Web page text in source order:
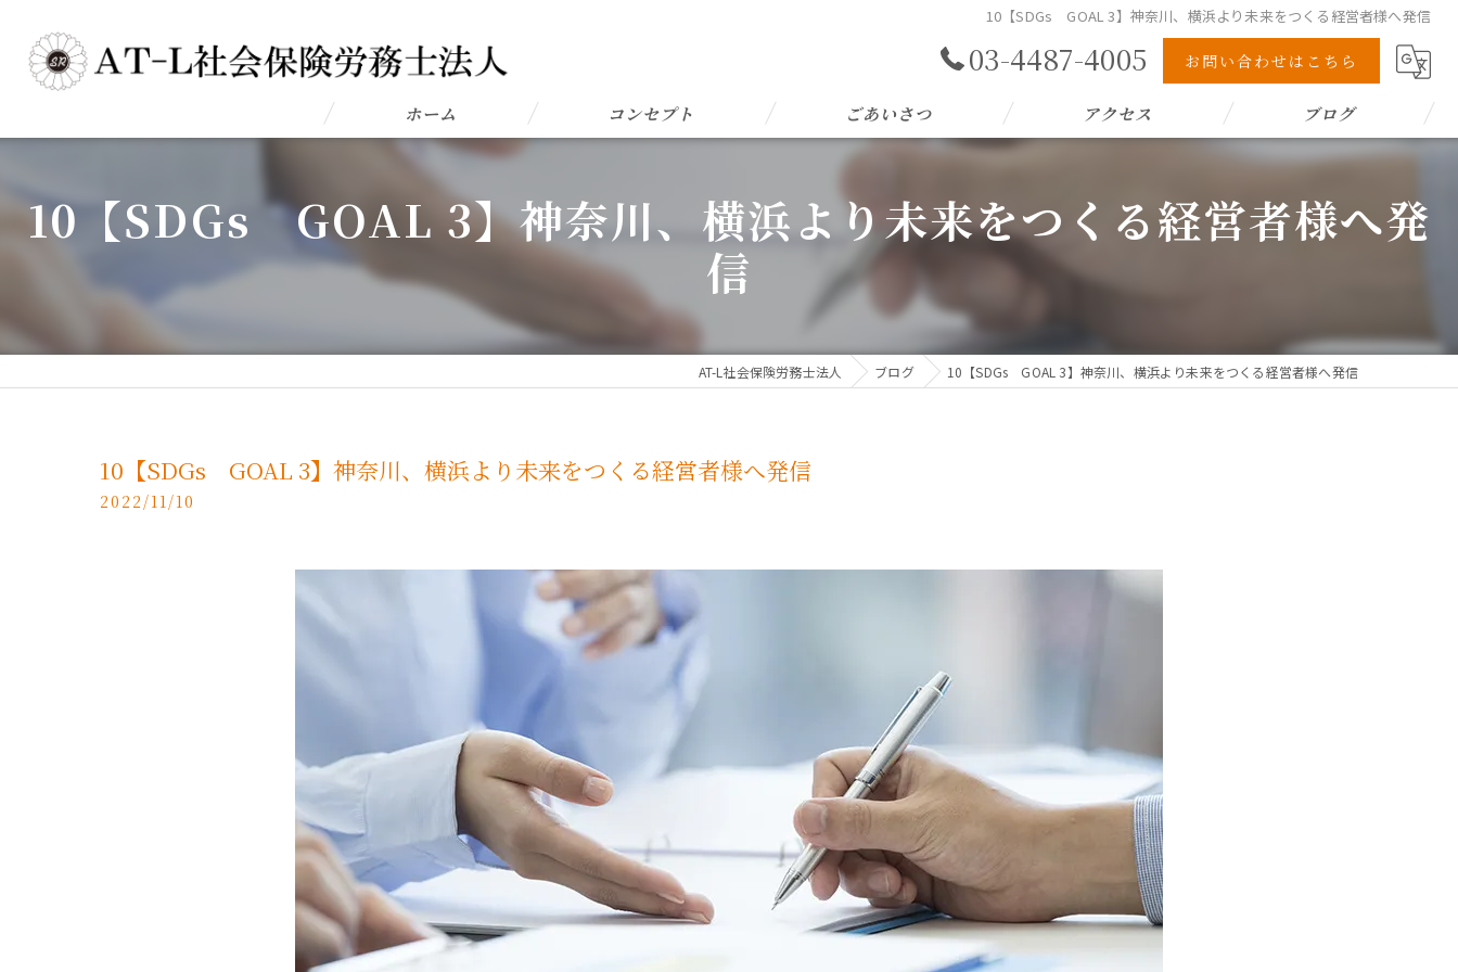
10【SDGs GOAL 3】神奈川、横浜より未来をつくる経営者様へ発信
03-4487-4005 お問い合わせはこちら
ホーム コンセプト ごあいさつ アクセス ブログ
10【SDGs GOAL 3】神奈川、横浜より未来をつくる経営者様へ発
信
AT-L社会保険労務士法人 ブログ 10【SDGs GOAL 3】神奈川、横浜より未来をつくる経営者様へ発信
10【SDGs GOAL 3】神奈川、横浜より未来をつくる経営者様へ発信
2022/11/10